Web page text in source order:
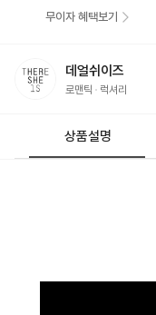
무이자 혜택보기
데얼쉬이즈
로맨틱 럭셔리
상품설명